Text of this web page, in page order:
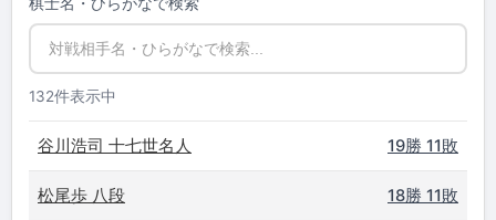
132件表示中
谷川浩司 十七世名人 19勝 11敗
松尾歩 八段 18勝 11敗